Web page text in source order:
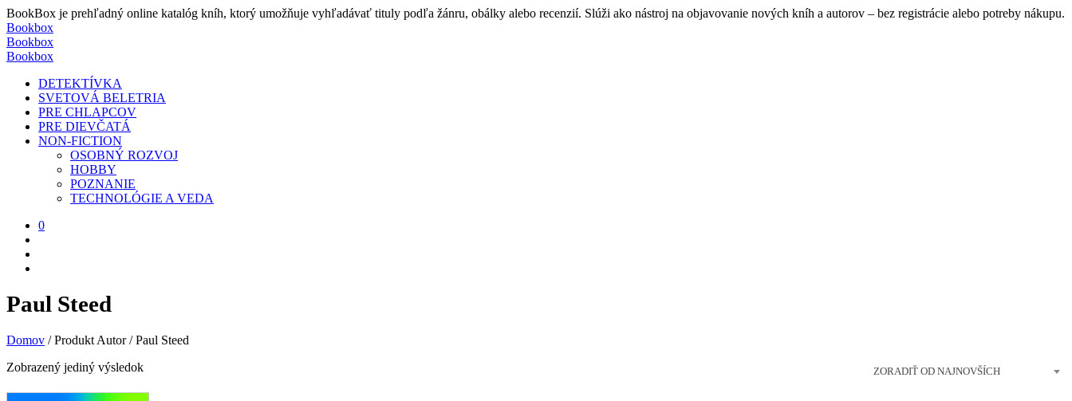
BookBox je prehľadný online katalóg kníh, ktorý umožňuje vyhľadávať tituly podľa žánru, obálky alebo recenzií. Slúži ako nástroj na objavovanie nových kníh a autorov – bez registrácie alebo potreby nákupu.
Bookbox
Bookbox
Bookbox
DETEKTÍVKA
SVETOVÁ BELETRIA
PRE CHLAPCOV
PRE DIEVČATÁ
NON-FICTION
OSOBNÝ ROZVOJ
HOBBY
POZNANIE
TECHNOLÓGIE A VEDA
0
Paul Steed
Domov /Produkt Autor/Paul Steed
ZORADIŤ OD NAJNOVŠÍCH
Zobrazený jediný výsledok